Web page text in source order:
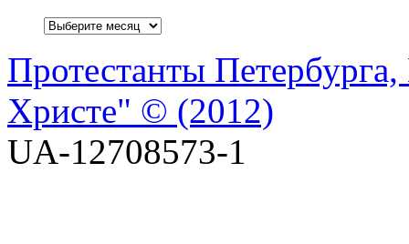
Протестанты
Христе" © (2012)
UA-12708573-1